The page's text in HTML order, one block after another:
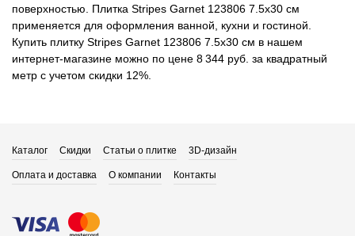
поверхностью. Плитка Stripes Garnet 123806 7.5x30 см
применяется для оформления ванной, кухни и гостиной.
Купить плитку Stripes Garnet 123806 7.5x30 см в нашем
интернет-магазине можно по цене 8 344 руб. за квадратный
метр с учетом скидки 12%.
Каталог Скидки Статьи о плитке 3D-дизайн
Оплата и доставка О компании Контакты